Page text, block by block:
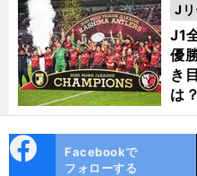
J1
優
き
は？
J
ok
Facebookで
フォローする